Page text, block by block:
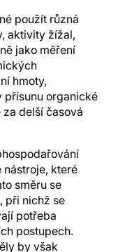
použít různá
aktivity žížal,
jako měření
hmoty,
přísunu organické
delší časová
nástroje, které
směru se
při nichž se
potřeba
postupech.
by však